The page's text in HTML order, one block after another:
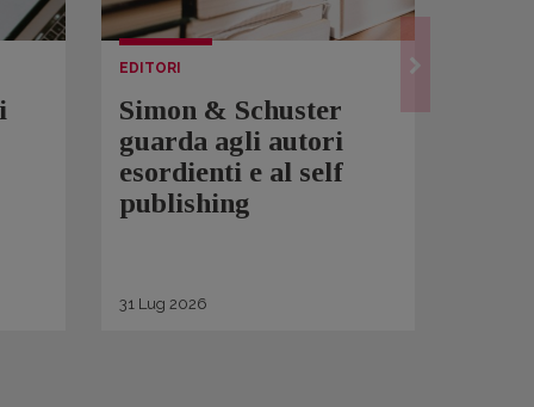
EDITORI
Simon & Schuster
guarda agli autori
esordienti e al self
publishing
31 Lug 2026